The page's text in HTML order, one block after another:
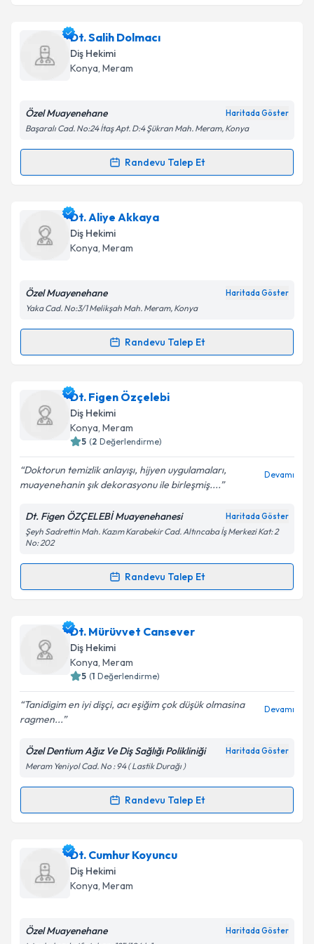
Takvim Talebini Gönder
Dt. Bünyamin Metiniçin randevu takvimi talebi
oluşturun. Size bu uzmandan randevu almanız için bir
takvim hazırlandığında e-posta ile bilgilendireceğiz.
Kişisel verilerimin işlenmesine ilişkin
Metni'ni okudum ve kişisel verilerimin belirtilen
Takvim Talebini Gönder
Dt. Salih Dolmacı
Diş Hekimi
Konya, Meram
Özel Muayenehane Haritada Göster
Başaralı Cad. No:24 İtaş Apt. D:4 Şükran Mah. Meram, Konya
Randevu Talep Et
Randevu Takvimi Talebi
Dt. Salih Dolmacıiçin randevu takvimi talebi
oluşturun. Size bu uzmandan randevu almanız için bir
takvim hazırlandığında e-posta ile bilgilendireceğiz.
Kişisel verilerimin işlenmesine ilişkin
Metni'ni okudum ve kişisel verilerimin belirtilen
Takvim Talebini Gönder
Dt. Aliye Akkaya
Diş Hekimi
Konya, Meram
Özel Muayenehane Haritada Göster
Yaka Cad. No:3/1 Melikşah Mah. Meram, Konya
Randevu Talep Et
Randevu Takvimi Talebi
Dt. Aliye Akkayaiçin randevu takvimi talebi oluşturun.
Size bu uzmandan randevu almanız için bir takvim
hazırlandığında e-posta ile bilgilendireceğiz.
Kişisel verilerimin işlenmesine ilişkin
Aydınlatma
Metni'ni okudum ve kişisel verilerimin belirtilen
Takvim Talebini Gönder
Dt. Figen Özçelebi
Diş Hekimi
Konya, Meram
5 (2 Değerlendirme)
Doktorun temizlik anlayışı, hijyen uygulamaları,
muayenehanin şık dekorasyonu ile birleşmiş....
Devamı
Dt. Figen ÖZÇELEBİ Muayenehanesi Haritada Göster
Şeyh Sadrettin Mah. Kazım Karabekir Cad. Altıncaba İş Merkezi Kat: 2
No: 202
Randevu Talep Et
Randevu Takvimi Talebi
Dt. Figen Özçelebiiçin randevu takvimi talebi
oluşturun. Size bu uzmandan randevu almanız için bir
takvim hazırlandığında e-posta ile bilgilendireceğiz.
Kişisel verilerimin işlenmesine ilişkin
Aydınlatma
Metni'ni okudum ve kişisel verilerimin belirtilen
kapsamda işlenmesini kabul ediyorum.
Dt. Mürüvvet Cansever
Diş Hekimi
Konya, Meram
5 (1 Değerlendirme)
Tanidigim en iyi dişçi, acı eşiğim çok düşük olmasina
ragmen...
Devamı
Özel Dentium Ağız Ve Diş Sağlığı Polikliniği Haritada Göster
Meram Yeniyol Cad. No : 94 ( Lastik Durağı )
Randevu Talep Et
Randevu Takvimi Talebi
Dt. Mürüvvet Canseveriçin randevu takvimi talebi
oluşturun. Size bu uzmandan randevu almanız için bir
takvim hazırlandığında e-posta ile bilgilendireceğiz.
Dt. Cumhur Koyuncu
Diş Hekimi
Konya, Meram
Özel Muayenehane Haritada Göster